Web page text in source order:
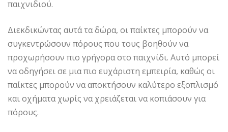
παιχνιδιού.
Διεκδικώντας αυτά τα δώρα, οι παίκτες μπορούν να
συγκεντρώσουν πόρους που τους βοηθούν να
προχωρήσουν πιο γρήγορα στο παιχνίδι. Αυτό μπορεί
να οδηγήσει σε μια πιο ευχάριστη εμπειρία, καθώς οι
παίκτες μπορούν να αποκτήσουν καλύτερο εξοπλισμό
και οχήματα χωρίς να χρειάζεται να κοπιάσουν για
πόρους.